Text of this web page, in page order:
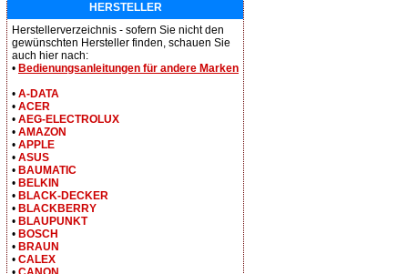
HERSTELLER
Herstellerverzeichnis - sofern Sie nicht den
gewünschten Hersteller finden, schauen Sie
auch hier nach:
• Bedienungsanleitungen für andere Marken
• A-DATA
• ACER
• AEG-ELECTROLUX
• AMAZON
• APPLE
• ASUS
• BAUMATIC
• BELKIN
• BLACK-DECKER
• BLACKBERRY
• BLAUPUNKT
• BOSCH
• BRAUN
• CALEX